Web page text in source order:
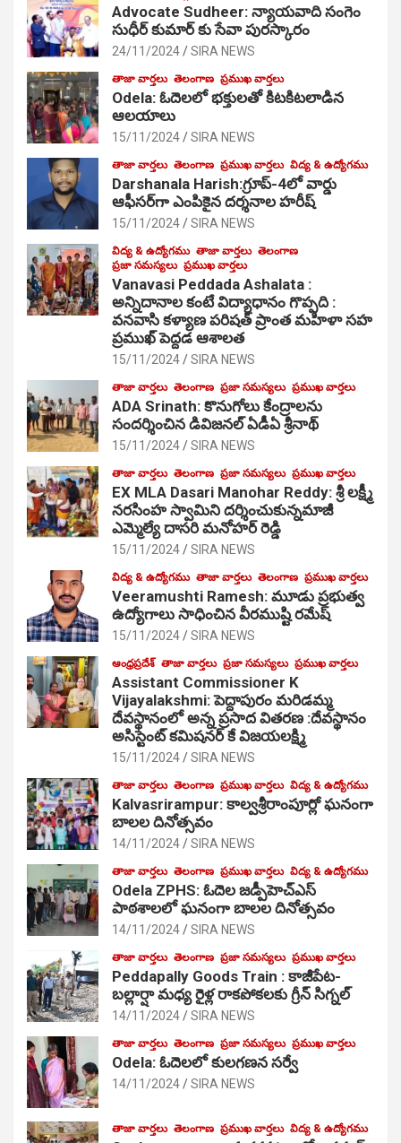
Advocate Sudheer: న్యాయవాది సంగెం
సుధీర్ కుమార్ కు సేవా పురస్కారం
24/11/2024 SIRA NEWS
తాజా వార్తలు తెలంగాణ ప్రముఖ వార్తలు
Odela: ఓదెల‌లో భక్తులతో కిటకిటలాడిన
ఆల‌యాలు
15/11/2024 SIRA NEWS
తాజా వార్తలు తెలంగాణ ప్రముఖ వార్తలు విద్య & ఉద్యోగము
Darshanala Harish:గ్రూప్-4లో వార్డు
ఆఫీసర్‌గా ఎంపికైన దర్శనాల హరీష్
15/11/2024 SIRA NEWS
విద్య & ఉద్యోగము తాజా వార్తలు తెలంగాణ
ప్రజా సమస్యలు ప్రముఖ వార్తలు
Vanavasi Peddada Ashalata :
అన్నిదానాల కంటే విద్యాధానం గొప్పది :
వనవాసి కళ్యాణ పరిషత్ ప్రాంత మహిళా సహ
ప్రముఖ్ పెద్దడ ఆశాలత
15/11/2024 SIRA NEWS
తాజా వార్తలు తెలంగాణ ప్రజా సమస్యలు ప్రముఖ వార్తలు
ADA Srinath: కొనుగోలు కేంద్రాల‌ను
సంద‌ర్శించిన డివిజనల్ ఏడీఏ శ్రీనాథ్
15/11/2024 SIRA NEWS
తాజా వార్తలు తెలంగాణ ప్రజా సమస్యలు ప్రముఖ వార్తలు
EX MLA Dasari Manohar Reddy: శ్రీ లక్ష్మీ
నరసింహ స్వామిని దర్శించుకున్నమాజీ
ఎమ్మెల్యే దాసరి మనోహర్ రెడ్డి
15/11/2024 SIRA NEWS
విద్య & ఉద్యోగము తాజా వార్తలు తెలంగాణ ప్రముఖ వార్తలు
Veeramushti Ramesh: మూడు ప్రభుత్వ
ఉద్యోగాలు సాధించిన వీరముష్టి రమేష్
15/11/2024 SIRA NEWS
ఆంధ్రప్రదేశ్ తాజా వార్తలు ప్రజా సమస్యలు ప్రముఖ వార్తలు
Assistant Commissioner K
Vijayalakshmi: పెద్దాపురం మరిడమ్మ
దేవస్థానంలో అన్న ప్రసాద వితరణ :దేవస్థానం
అసిస్టెంట్ కమిషనర్ కే విజయలక్ష్మి
15/11/2024 SIRA NEWS
తాజా వార్తలు తెలంగాణ ప్రముఖ వార్తలు విద్య & ఉద్యోగము
Kalvasrirampur: కాల్వశ్రీరాంపూర్లో ఘనంగా
బాలల దినోత్సవం
14/11/2024 SIRA NEWS
తాజా వార్తలు తెలంగాణ ప్రముఖ వార్తలు విద్య & ఉద్యోగము
Odela ZPHS: ఓదెల జ‌డ్పీహెచ్ఎస్
పాఠ‌శాల‌లో ఘనంగా బాలల దినోత్సవం
14/11/2024 SIRA NEWS
తాజా వార్తలు తెలంగాణ ప్రజా సమస్యలు ప్రముఖ వార్తలు
Peddapally Goods Train : కాజీపేట-
బల్లార్షా మధ్య రైళ్ల రాకపోకలకు గ్రీన్ సిగ్నల్
14/11/2024 SIRA NEWS
తాజా వార్తలు తెలంగాణ ప్రజా సమస్యలు ప్రముఖ వార్తలు
Odela: ఓదెలలో కులగణన సర్వే
14/11/2024 SIRA NEWS
తాజా వార్తలు తెలంగాణ ప్రముఖ వార్తలు విద్య & ఉద్యోగము